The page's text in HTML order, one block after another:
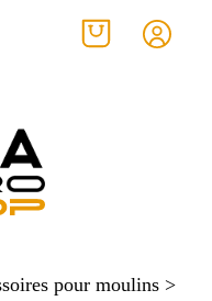
pour moulins >